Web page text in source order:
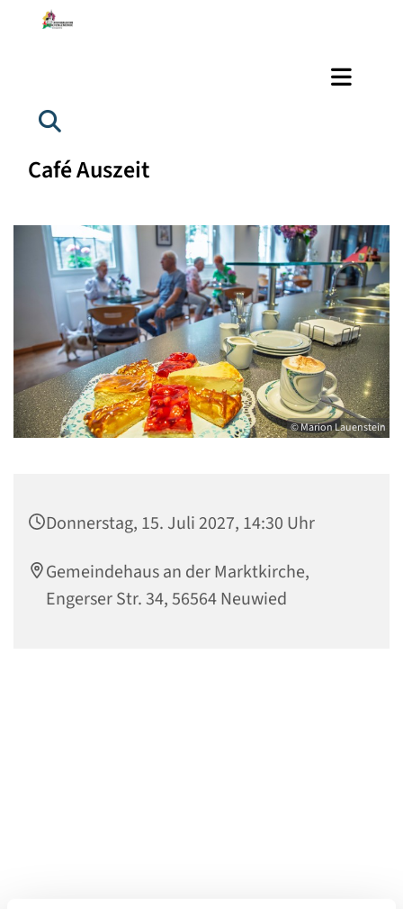
Café Auszeit
© Marion Lauenstein
Donnerstag, 15. Juli 2027, 14:30 Uhr
Gemeindehaus an der Marktkirche,
Engerser Str. 34, 56564 Neuwied